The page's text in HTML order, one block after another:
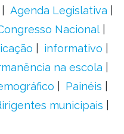
Agenda Legislativa
Nacional
informativo
na escola
Painéis
municipais